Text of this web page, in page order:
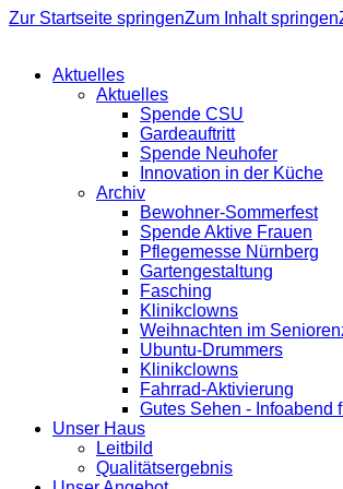
Zur Startseite springenZum Inhalt springen
Aktuelles
Aktuelles
Spende CSU
Gardeauftritt
Spende Neuhofer
Innovation in der Küche
Archiv
Bewohner-Sommerfest
Spende Aktive Frauen
Pflegemesse Nürnberg
Gartengestaltung
Fasching
Klinikclowns
Weihnachten im
Ubuntu-Drummers
Klinikclowns
Fahrrad-Aktivierung
Gutes Sehen - Infoabend
Unser Haus
Leitbild
Qualitätsergebnis